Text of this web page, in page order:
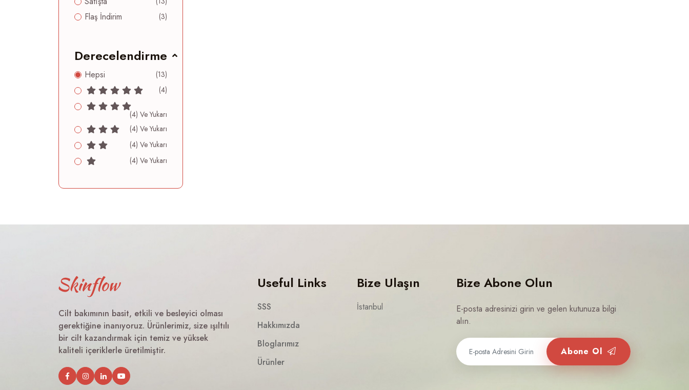
Flaş İndirim (3)
Derecelendirme
Hepsi
(13)
(4)
(4) Ve Yukarı
(4) Ve Yukarı
(4) Ve Yukarı
(4) Ve Yukarı
Cilt bakımının basit, etkili ve besleyici olması
gerektiğine inanıyoruz. Ürünlerimiz, size ışıltılı
bir cilt kazandırmak için temiz ve yüksek
kaliteli içeriklerle üretilmiştir.
Useful Links
SSS
Hakkımızda
Bloglarımız
Ürünler
Bize Ulaşın
İstanbul
Bize Abone Olun
E-posta adresinizi girin ve gelen kutunuza bilgi
alın.
Abone Ol